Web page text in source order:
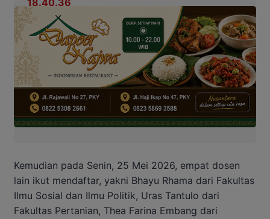
Kemudian pada Senin, 25 Mei 2026, empat dosen
lain ikut mendaftar, yakni Bhayu Rhama dari Fakultas
Ilmu Sosial dan Ilmu Politik, Uras Tantulo dari
Fakultas Pertanian, Thea Farina Embang dari